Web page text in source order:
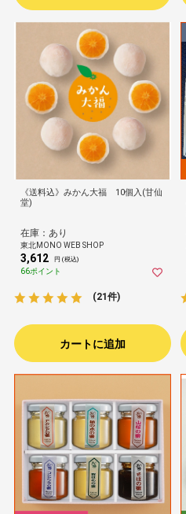
《送料込》みかん大福 10個入(甘仙
堂)
在庫：あり
東北MONO WEB SHOP
3,612 円 (税込)
66ポイント
(21件)
カートに追加